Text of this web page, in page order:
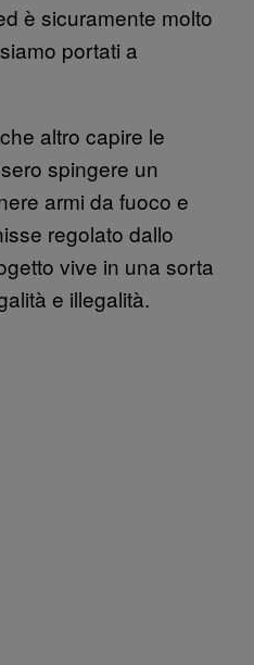
è sicuramente molto
portati a
altro capire le
spingere un
armi da fuoco e
regolato dallo
vive in una sorta
e illegalità.